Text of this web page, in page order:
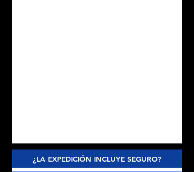
¿LA EXPEDICIÓN INCLUYE SEGURO?